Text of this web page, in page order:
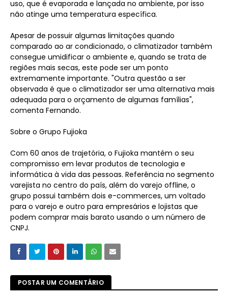
uso, que é evaporada e lançada no ambiente, por isso
não atinge uma temperatura específica.
Apesar de possuir algumas limitações quando
comparado ao ar condicionado, o climatizador também
consegue umidificar o ambiente e, quando se trata de
regiões mais secas, este pode ser um ponto
extremamente importante. "Outra questão a ser
observada é que o climatizador ser uma alternativa mais
adequada para o orçamento de algumas famílias",
comenta Fernando.
Sobre o Grupo Fujioka
Com 60 anos de trajetória, o Fujioka mantém o seu
compromisso em levar produtos de tecnologia e
informática à vida das pessoas. Referência no segmento
varejista no centro do país, além do varejo offline, o
grupo possui também dois e-commerces, um voltado
para o varejo e outro para empresários e lojistas que
podem comprar mais barato usando o um número de
CNPJ.
POSTAR UM COMENTÁRIO